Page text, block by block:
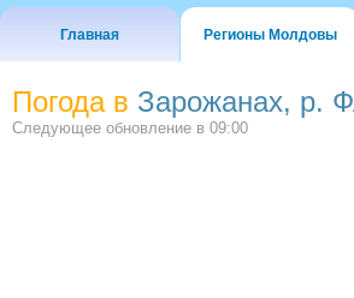
Главная Регионы Молдовы
Погода в Зарожанах, р.
Следующее обновление в 09:00